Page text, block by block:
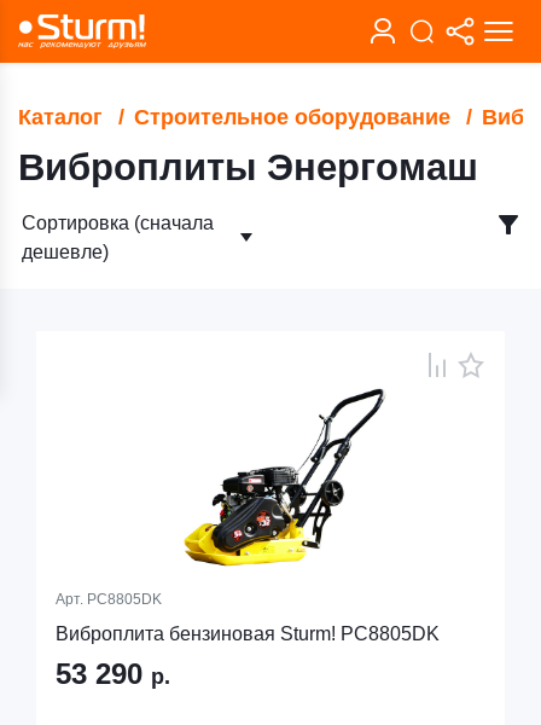
Каталог Строительное оборудование
Виброплиты Энергомаш
Сортировка (сначала
дешевле)
Арт. PC8805DK
Виброплита бензиновая Sturm! PC8805DK
53 290 р.